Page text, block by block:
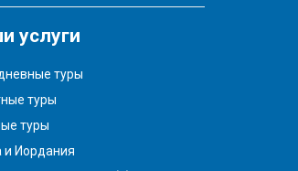
услуги
туры
туры
туры
и Иордания